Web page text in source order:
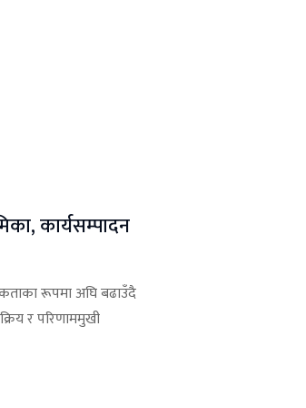
कार्यसम्पादन
रूपमा अघि बढाउँदै
र परिणाममुखी